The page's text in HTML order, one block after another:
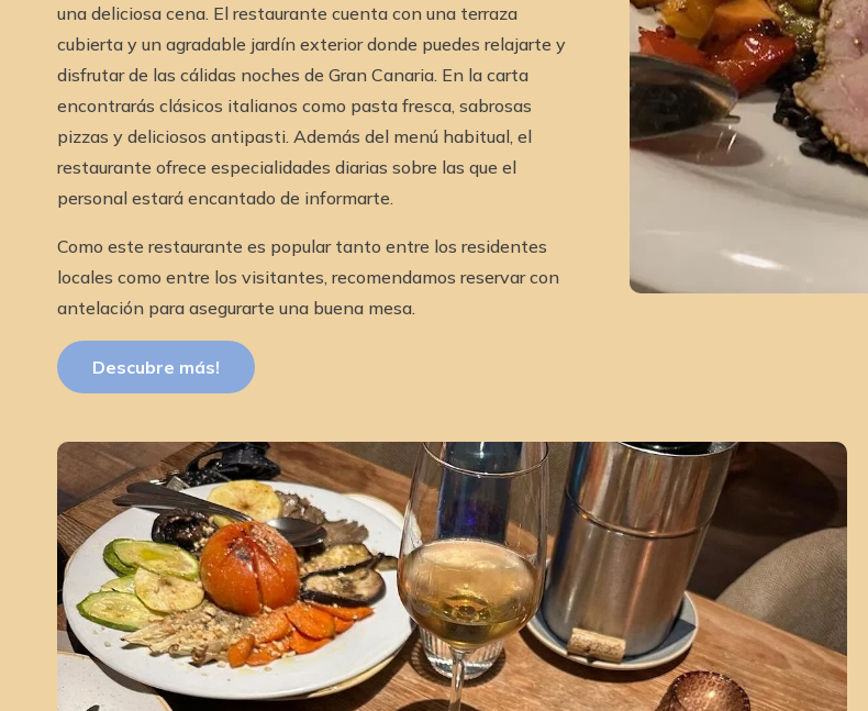
una deliciosa cena. El restaurante cuenta con una terraza
cubierta y un agradable jardín exterior donde puedes relajarte y
disfrutar de las cálidas noches de Gran Canaria. En la carta
encontrarás clásicos italianos como pasta fresca, sabrosas
pizzas y deliciosos antipasti. Además del menú habitual, el
restaurante ofrece especialidades diarias sobre las que el
personal estará encantado de informarte.
Como este restaurante es popular tanto entre los residentes
locales como entre los visitantes, recomendamos reservar con
antelación para asegurarte una buena mesa.
Descubre más!